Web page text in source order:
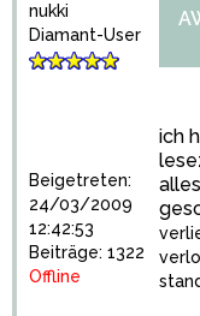
nukki
Diamant-User
Beigetreten:
24/03/2009
12:42:53
Beiträge: 1322
Offline
ich